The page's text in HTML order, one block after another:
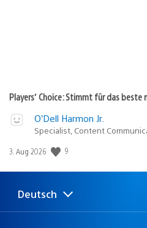
Players’ Choice: Stimmt für das beste
O’Dell Harmon Jr.
Specialist, Content
Veröffentlichungsdatum:
3. Aug 2026 9
Select
a
Aktuelle
Region:
Deutsch